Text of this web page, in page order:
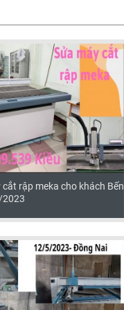
cắt rập meka cho khách Bến
2023